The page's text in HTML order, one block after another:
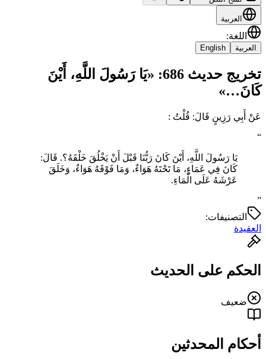
العربية
اللغة:
العربية English
تخريج حديث 686: «يَا رَسُولَ اللَّهِ، أَيْنَ
كَانَ…»
عَنْ أَبِي رَزِينٍ قَالَ: قُلْتُ :
“
يَا رَسُولَ اللَّهِ، أَيْنَ كَانَ رَبُّنَا قَبْلَ أَنْ يَخْلُقَ خَلْقَهُ؟. قَالَ:
‌كَانَ ‌فِي ‌عَمَاءٍ، مَا تَحْتَهُ هَوَاءٌ، ‌وَمَا ‌فَوْقَهُ ‌هَوَاءٌ، وَخَلَقَ
عَرْشَهُ عَلَى الْمَاءِ.
”
التصنيفات:
العقيدة
الحكم على الحديث
ضعيف
أحكام المحدثين